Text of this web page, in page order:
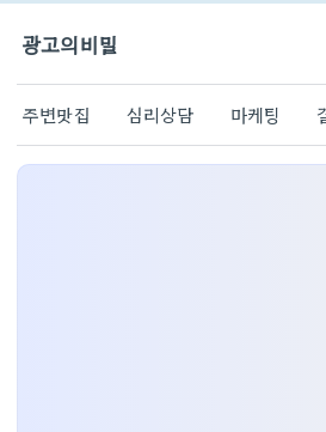
광고의비밀
주변맛집 심리상담 마케팅